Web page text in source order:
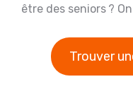
être des seniors ?
Trouver